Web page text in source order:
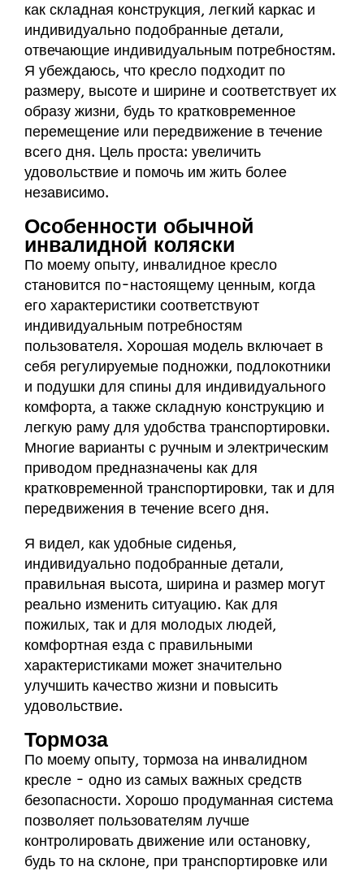
как складная конструкция, легкий каркас и
индивидуально подобранные детали,
отвечающие индивидуальным потребностям.
Я убеждаюсь, что кресло подходит по
размеру, высоте и ширине и соответствует их
образу жизни, будь то кратковременное
перемещение или передвижение в течение
всего дня. Цель проста: увеличить
удовольствие и помочь им жить более
независимо.
Особенности обычной
инвалидной коляски
По моему опыту, инвалидное кресло
становится по-настоящему ценным, когда
его характеристики соответствуют
индивидуальным потребностям
пользователя. Хорошая модель включает в
себя регулируемые подножки, подлокотники
и подушки для спины для индивидуального
комфорта, а также складную конструкцию и
легкую раму для удобства транспортировки.
Многие варианты с ручным и электрическим
приводом предназначены как для
кратковременной транспортировки, так и для
передвижения в течение всего дня.
Я видел, как удобные сиденья,
индивидуально подобранные детали,
правильная высота, ширина и размер могут
реально изменить ситуацию. Как для
пожилых, так и для молодых людей,
комфортная езда с правильными
характеристиками может значительно
улучшить качество жизни и повысить
удовольствие.
Тормоза
По моему опыту, тормоза на инвалидном
кресле - одно из самых важных средств
безопасности. Хорошо продуманная система
позволяет пользователям лучше
контролировать движение или остановку,
будь то на склоне, при транспортировке или